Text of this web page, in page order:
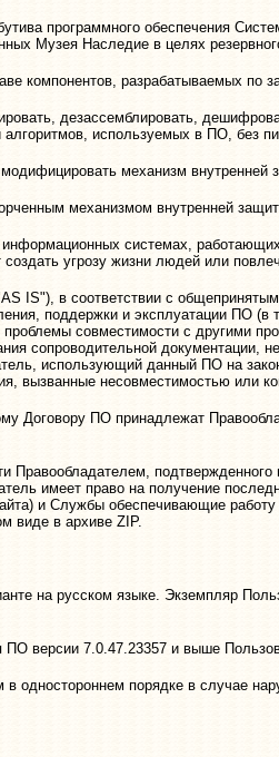
программного обеспечения
Музея Наследие в целях
компонентов, разрабатываемых по
дезассемблировать,
используемых в ПО, без
механизм
механизмом внутренней
системах,
угрозу жизни людей или
IS"), в соответствии с
поддержки и эксплуатации ПО (в
совместимости с другими
сопроводительной документации,
использующий данный ПО на
вызванные несовместимостью или
Договору ПО принадлежат
Правообладателем,
имеет право на получение
и Службы обеспечивающие
виде в архиве ZIP.
на русском языке. Экземпляр
ПО версии 7.0.47.23357 и выше
одностороннем порядке в случае